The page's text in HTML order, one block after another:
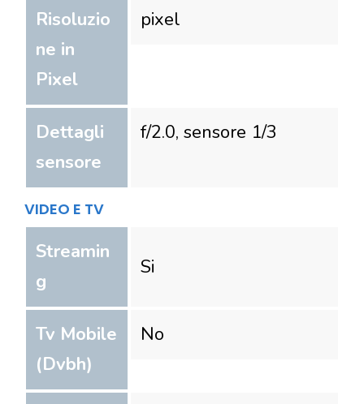
Risoluzio
ne in
Pixel
pixel
Dettagli
sensore
f/2.0, sensore 1/3
VIDEO E TV
Streamin
g
Si
Tv Mobile
(Dvbh)
No